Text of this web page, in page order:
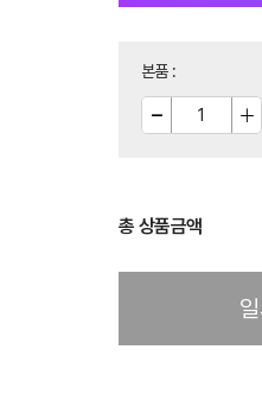
본품:
총 상품금액